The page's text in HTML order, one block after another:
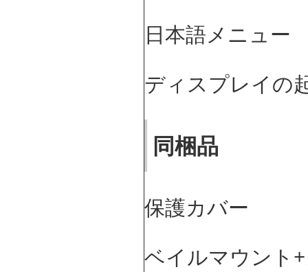
日本語メニュー
ディスプレイの
同梱品
保護カバー
ベイルマウント